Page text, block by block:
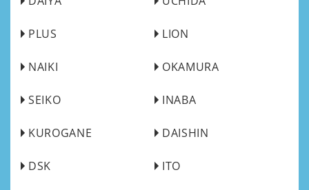
PLUS LION
NAIKI OKAMURA
SEIKO INABA
KUROGANE DAISHIN
DSK ITO